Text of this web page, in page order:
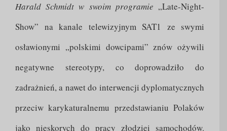
Harald Schmidt w swoim programie „Late-Night-
Show” na kanale telewizyjnym SAT1 ze swymi
osławionymi „polskimi dowcipami” znów ożywili
negatywne stereotypy, co doprowadziło do
zadrażnień, a nawet do interwencji dyplomatycznych
przeciw karykaturalnemu przedstawianiu Polaków
jako nieskorych do pracy złodziei samochodów.